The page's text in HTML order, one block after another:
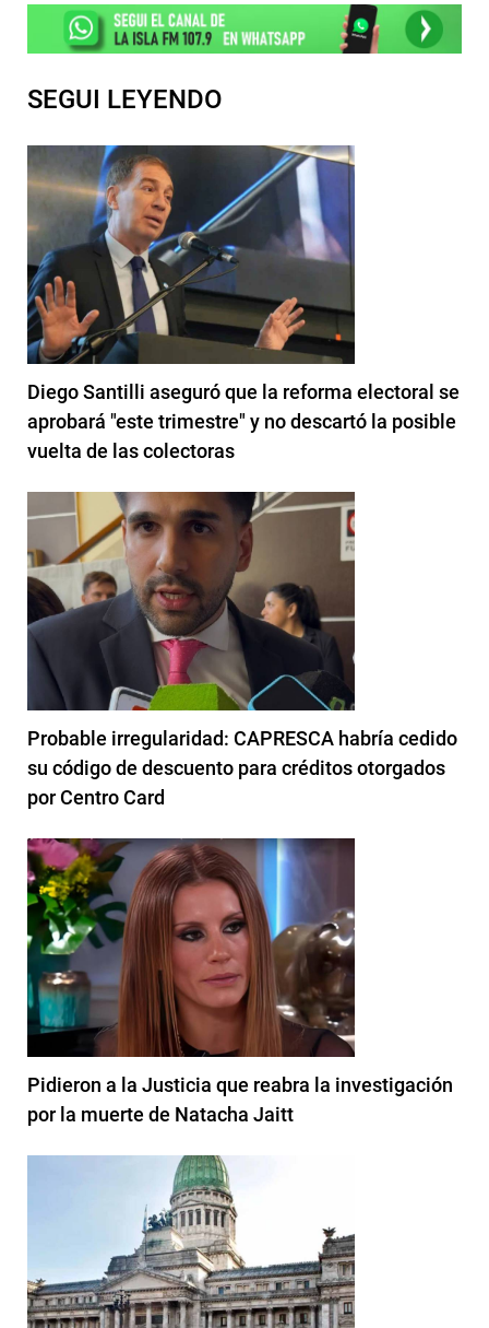
SEGUI LEYENDO
Diego Santilli aseguró que la reforma electoral se
aprobará "este trimestre" y no descartó la posible
vuelta de las colectoras
Probable irregularidad: CAPRESCA habría cedido
su código de descuento para créditos otorgados
por Centro Card
Pidieron a la Justicia que reabra la investigación
por la muerte de Natacha Jaitt